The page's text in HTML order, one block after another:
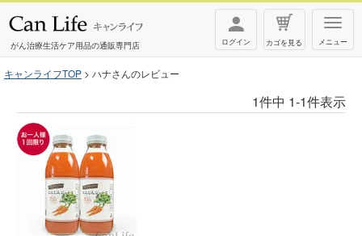
T
o
g
l
メニュー
カゴを見る
ログイン
がん治療生活ケア用品の通販専門店
キャンライフTOP ハナさんのレビュー
1件中 1-1件表示